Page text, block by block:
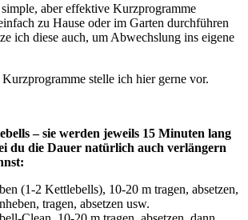
aber effektive Kurzprogramme
zu Hause oder im Garten durchführen
ich diese auch, um Abwechslung ins eigene
stelle ich hier gerne vor.
– sie werden jeweils 15 Minuten lang
du die Dauer natürlich auch verlängern
(1-2 Kettlebells), 10-20 m tragen, absetzen,
tragen, absetzen usw.